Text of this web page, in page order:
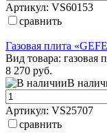
Артикул: VS60153
сравнить
Газовая плита
Вид товара: газовая
8 270 руб.
В
Артикул: VS25707
сравнить